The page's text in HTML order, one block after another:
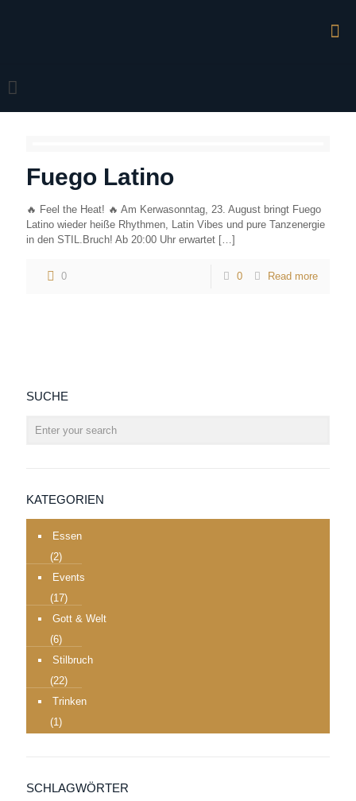
Fuego Latino
🔥 Feel the Heat! 🔥 Am Kerwasonntag, 23. August bringt Fuego
Latino wieder heiße Rhythmen, Latin Vibes und pure Tanzenergie
in den STIL.Bruch! Ab 20:00 Uhr erwartet […]
0 0 Read more
SUCHE
KATEGORIEN
Essen
(2)
Events
(17)
Gott & Welt
(6)
Stilbruch
(22)
Trinken
(1)
SCHLAGWÖRTER